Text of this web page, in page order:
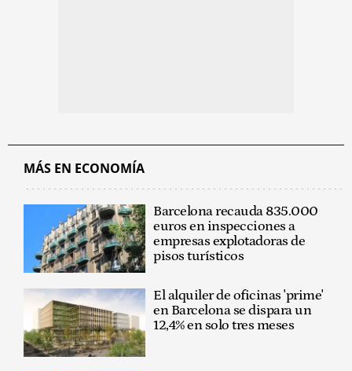
MÁS EN ECONOMÍA
Barcelona recauda 835.000
euros en inspecciones a
empresas explotadoras de
pisos turísticos
El alquiler de oficinas 'prime'
en Barcelona se dispara un
12,4% en solo tres meses